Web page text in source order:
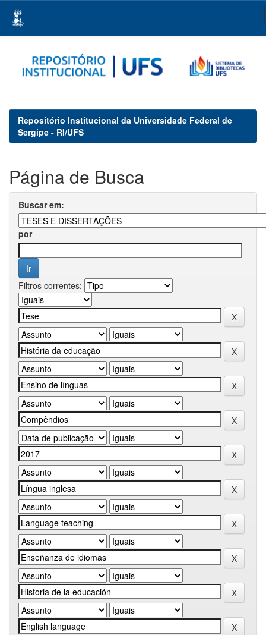
navigation
Repositório Institucional da Universidade Federal de
Sergipe - RI/UFS
Página de Busca
Buscar em:
por
Filtros correntes: